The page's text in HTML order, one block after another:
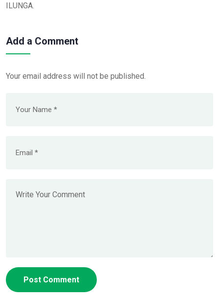
ILUNGA.
Add a Comment
Your email address will not be published.